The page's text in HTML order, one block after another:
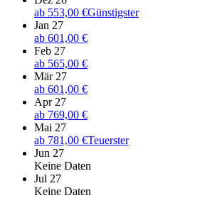
ab 553,00 €Günstigster
Jan 27
ab 601,00 €
Feb 27
ab 565,00 €
Mär 27
ab 601,00 €
Apr 27
ab 769,00 €
Mai 27
ab 781,00 €Teuerster
Jun 27
Keine Daten
Jul 27
Keine Daten